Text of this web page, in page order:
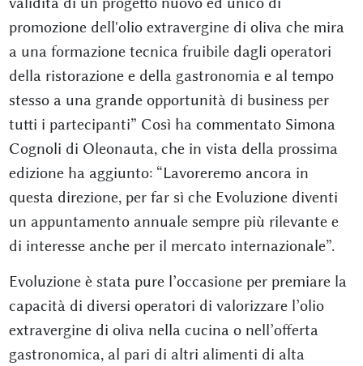
promozione dell'olio extravergine di oliva che mira
a una formazione tecnica fruibile dagli operatori
della ristorazione e della gastronomia e al tempo
stesso a una grande opportunità di business per
tutti i partecipanti” Così ha commentato Simona
Cognoli di Oleonauta, che in vista della prossima
edizione ha aggiunto: “Lavoreremo ancora in
questa direzione, per far sì che Evoluzione diventi
un appuntamento annuale sempre più rilevante e
di interesse anche per il mercato internazionale”.
Evoluzione è stata pure l’occasione per premiare la
capacità di diversi operatori di valorizzare l’olio
extravergine di oliva nella cucina o nell’offerta
gastronomica, al pari di altri alimenti di alta